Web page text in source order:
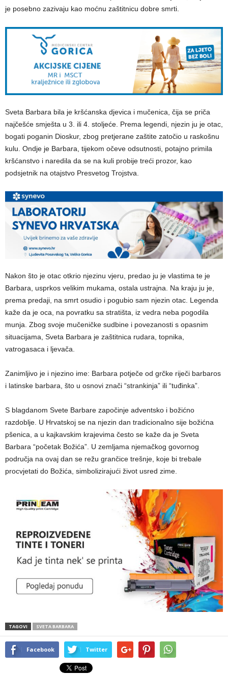
je posebno zazivaju kao moćnu zaštitnicu dobre smrti.
Sveta Barbara bila je kršćanska djevica i mučenica, čija se priča
najčešće smješta u 3. ili 4. stoljeće. Prema legendi, njezin ju je otac,
bogati poganin Dioskur, zbog pretjerane zaštite zatočio u raskošnu
kulu. Ondje je Barbara, tijekom očeve odsutnosti, potajno primila
kršćanstvo i naredila da se na kuli probije treći prozor, kao
podsjetnik na otajstvo Presvetog Trojstva.
Nakon što je otac otkrio njezinu vjeru, predao ju je vlastima te je
Barbara, usprkos velikim mukama, ostala ustrajna. Na kraju ju je,
prema predaji, na smrt osudio i pogubio sam njezin otac. Legenda
kaže da je oca, na povratku sa stratišta, iz vedra neba pogodila
munja. Zbog svoje mučeničke sudbine i povezanosti s opasnim
situacijama, Sveta Barbara je zaštitnica rudara, topnika,
vatrogasaca i ljevača.
Zanimljivo je i njezino ime: Barbara potječe od grčke riječi barbaros
i latinske barbara, što u osnovi znači “strankinja” ili “tuđinka”.
S blagdanom Svete Barbare započinje adventsko i božićno
razdoblje. U Hrvatskoj se na njezin dan tradicionalno sije božićna
pšenica, a u kajkavskim krajevima često se kaže da je Sveta
Barbara “početak Božića”. U zemljama njemačkog govornog
područja na ovaj dan se režu grančice trešnje, koje bi trebale
procvjetati do Božića, simbolizirajući život usred zime.
TAGOVI SVETA BARBARA
Facebook Twitter